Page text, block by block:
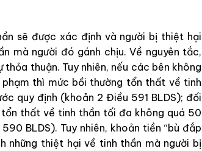
sẽ được xác định và người bị thiệt hại
mà người đó gánh chịu. Về nguyên tắc,
thuận. Tuy nhiên, nếu các bên không
thì mức bồi thường tổn thất về tinh
quy định (khoản 2 Điều 591 BLDS); đối
thất về tinh thần tối đa không quá 50
BLDS). Tuy nhiên, khoản tiền “bù đắp
những thiệt hại về tinh thần mà người bị